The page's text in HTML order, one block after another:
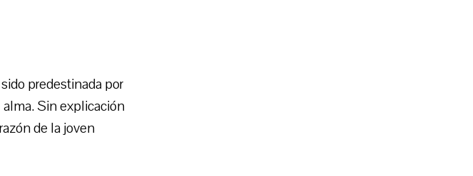
predestinada por
Sin explicación
de la joven